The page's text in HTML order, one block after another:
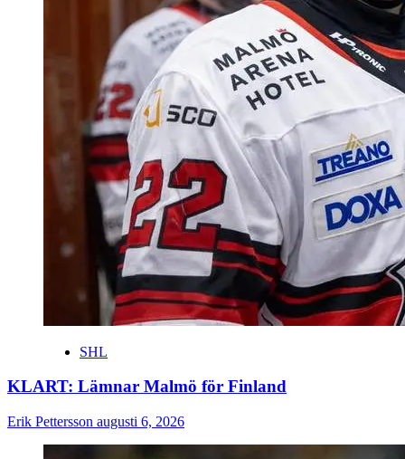
SHL
KLART: Lämnar Malmö för Finland
Erik Pettersson augusti 6, 2026